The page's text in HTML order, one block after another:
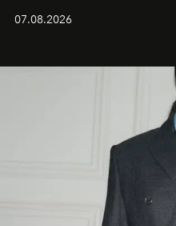
07.08.2026